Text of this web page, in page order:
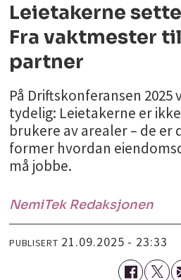
Leietakerne
Fra vaktmester
partner
På Driftskonferansen
tydelig: Leietakerne er
brukere av arealer – de er
former hvordan
må jobbe.
NemiTek Redaksjonen
PUBLISERT 21.09.2025 - 23:33